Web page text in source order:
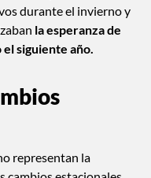
muchas culturas
alrededor del
del sol y la vida
la esperanza de
siguiente año.